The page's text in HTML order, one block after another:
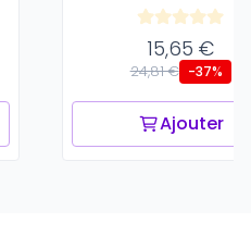
15,65 €
24,81 € -37%
Ajouter